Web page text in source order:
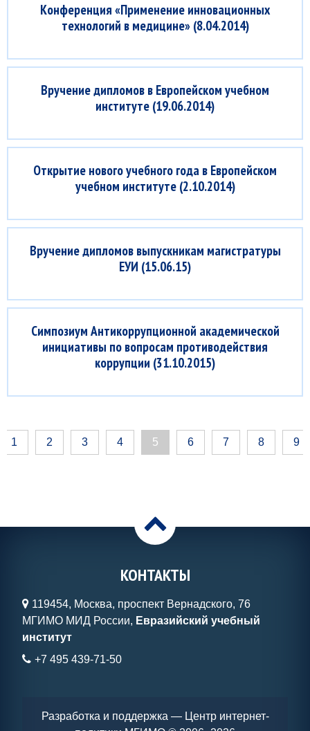
Конференция «Применение инновационных
технологий в медицине» (8.04.2014)
Вручение дипломов в Европейском учебном
институте (19.06.2014)
Открытие нового учебного года в Европейском
учебном институте (2.10.2014)
Вручение дипломов выпускникам магистратуры
ЕУИ (15.06.15)
Симпозиум Антикоррупционной академической
инициативы по вопросам противодействия
коррупции (31.10.2015)
1 2 3 4 5 6 7 8 9
>
КОНТАКТЫ
119454, Москва, проспект Вернадского, 76
МГИМО МИД России, Евразийский учебный
институт
+7 495 439-71-50
Разработка и поддержка — Центр интернет-